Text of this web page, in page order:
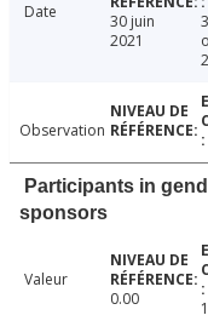
Date
30 juin
2021
3
Observation
Participants in
sponsors
Valeur
0.00